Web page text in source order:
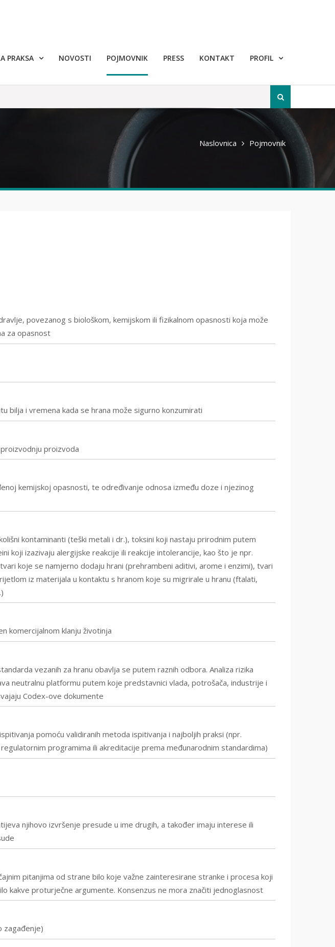
PRAKSA NOVOSTI POJMOVNIK PRESS KONTAKT PROFIL
Pretraži
Naslovnica Pojmovnik
povezanog s biološkom, kemijskom ili fizikalnom opasnosti koja može
za opasnost
bilja i vremena kada se hrana može sigurno konzumirati
proizvoda
kemijskoj opasnosti, te određivanje odnosa između doze i njezinog
kontaminanti (teški metali i dr.), toksini koji nastaju prirodnim putem
koji izazivaju alergijske reakcije ili reakcije intolerancije, kao što je npr.
koje se namjerno dodaju hrani (prehrambeni aditivi, arome i enzimi), tvari
iz materijala u kontaktu s hranom koje su migrirale u hranu (ftalati,
komercijalnom klanju životinja
vezanih za hranu obavlja se putem raznih odbora. Analiza rizika
neutralnu platformu putem koje predstavnici vlada, potrošača, industrije i
Codex-ove dokumente
pomoću validiranih metoda ispitivanja i najboljih praksi (npr.
programima ili akreditacije prema međunarodnim standardima)
njihovo izvršenje presude u ime drugih, a također imaju interese ili
pitanjima od strane bilo koje važne zainteresirane stranke i procesa koji
kakve proturječne argumente. Konsenzus ne mora značiti jednoglasnost
zagađenje)